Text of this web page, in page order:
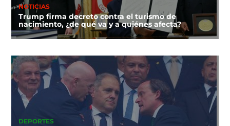
NOTICIAS
Trump firma decreto contra el turismo de
nacimiento, ¿de qué va y a quiénes afecta?
DEPORTES